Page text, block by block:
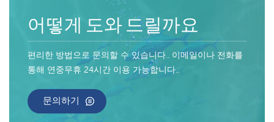
어떻게 도와 드릴까요
편리한 방법으로 문의할 수 있습니다.. 이메일이나 전화를
통해 연중무휴 24시간 이용 가능합니다..
문의하기